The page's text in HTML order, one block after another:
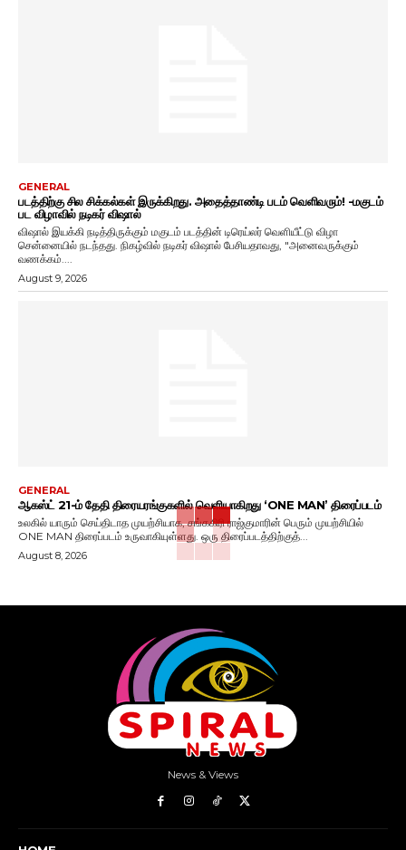
GENERAL
படத்திற்கு சில சிக்கல்கள் இருக்கிறது. அதைத்தாண்டி படம் வெளிவரும்! -மகுடம்
பட விழாவில் நடிகர் விஷால்
விஷால் இயக்கி நடித்திருக்கும் மகுடம் படத்தின் டிரெய்லர் வெளியீட்டு விழா
சென்னையில் நடந்தது. நிகழ்வில் நடிகர் விஷால் பேசியதாவது, "அனைவருக்கும்
வணக்கம்....
August 9, 2026
GENERAL
ஆகஸ்ட் 21-ம் தேதி திரையரங்குகளில் வெளியாகிறது ‘ONE MAN’ திரைப்படம்
உலகில் யாரும் செய்திடாத முயற்சியாக, சங்ககிரி ராஜ்குமாரின் பெரும் முயற்சியில்
ONE MAN திரைப்படம் உருவாகியுள்ளது. ஒரு திரைப்படத்திற்குத்...
August 8, 2026
News & Views